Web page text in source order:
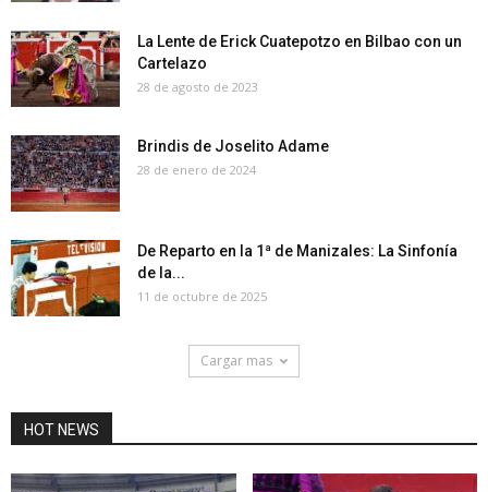
La Lente de Erick Cuatepotzo en Bilbao con un
Cartelazo
28 de agosto de 2023
Brindis de Joselito Adame
28 de enero de 2024
De Reparto en la 1ª de Manizales: La Sinfonía
de la...
11 de octubre de 2025
Cargar mas
HOT NEWS